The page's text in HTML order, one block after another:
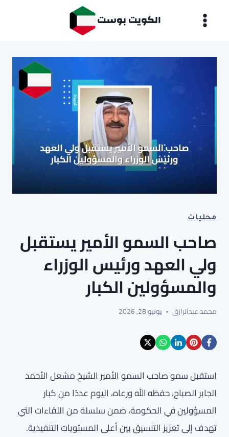
الكويت بوست
محليات
صاحب السمو الأمير يستقبل
ولي العهد ورئيس الوزراء
والمسؤولين الكبار
محمد عبدالرازق يونيو 28, 2026
استقبل سمو صاحب السمو الأمير الشيخ مشعل الأحمد
الجابر الصباح، حفظه الله ورعاه، اليوم عددًا من كبار
المسؤولين في الحكومة، ضمن سلسلة من اللقاءات التي
تهدف إلى تعزيز التنسيق بين أعلى المستويات التنفيذية.